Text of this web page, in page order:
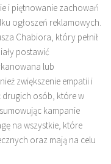
i piętnowanie zachowań
ogłoszeń reklamowych.
Chabiora, który pełnił
postawić
lub
zwiększenie empatii i
osób, które w
kampanie
na wszystkie, które
oraz mają na celu